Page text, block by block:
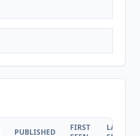
PUBLISHED
FIRST
LAST